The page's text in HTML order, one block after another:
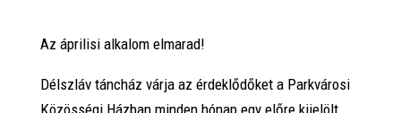
Az áprilisi alkalom elmarad!
Délszláv táncház várja az érdeklődőket a Parkvárosi